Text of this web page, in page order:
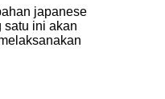
japanese
satu ini akan